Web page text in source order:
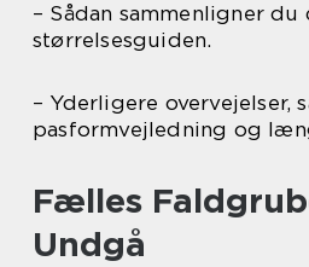
– Sådan sammenligner
størrelsesguiden.
– Yderligere overvejelser,
pasformvejledning og
Fælles
Undgå